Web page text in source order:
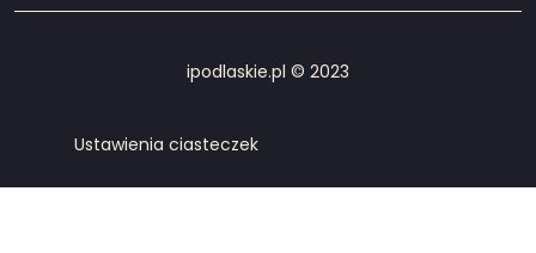
ipodlaskie.pl © 2023
Ustawienia ciasteczek